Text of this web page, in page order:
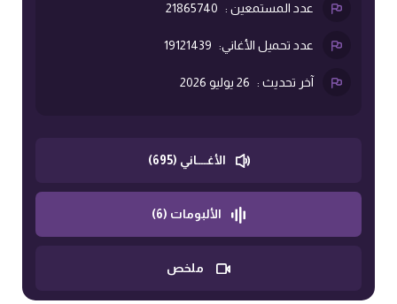
عدد المستمعين : 21865740
عدد تحميل الأغاني: 19121439
آخر تحديث : 26 يوليو 2026
الأغــــاني (695)
الألبومات (6)
ملخص